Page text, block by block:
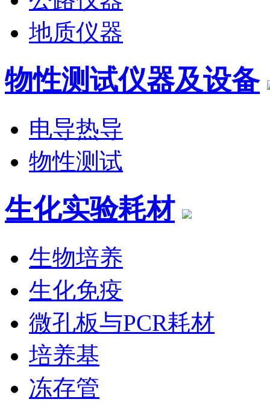
地质仪器
物性测试仪器及设备
电导热导
物性测试
生化实验耗材
生物培养
生化免疫
微孔板与PCR耗材
培养基
冻存管